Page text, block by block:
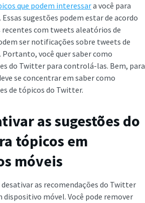
que podem interessara você para
sugestões podem estar de acordo
com tweets aleatórios de
ser notificações sobre tweets de
você quer saber como
do Twitter para controlá-las. Bem, para
se concentrar em saber como
de tópicos do Twitter.
as sugestões do
tópicos em
móveis
desativar as recomendações do Twitter
dispositivo móvel. Você pode remover